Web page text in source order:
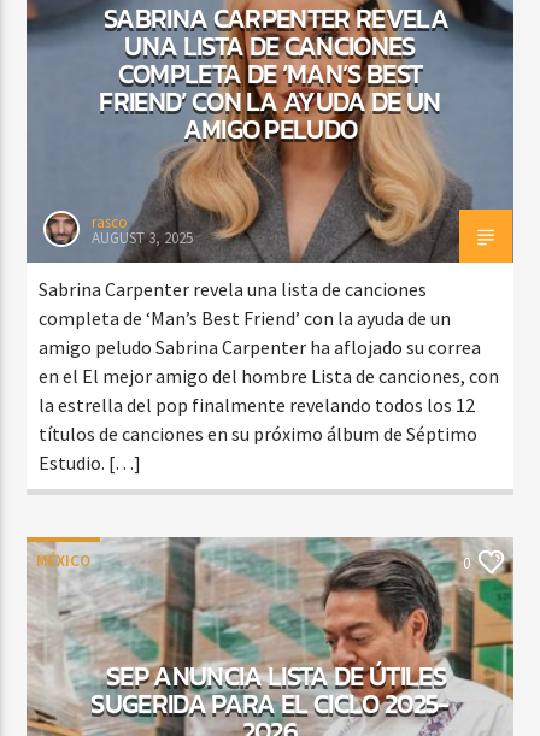
SABRINA CARPENTER REVELA
UNA LISTA DE CANCIONES
COMPLETA DE ‘MAN’S BEST
FRIEND’ CON LA AYUDA DE UN
AMIGO PELUDO
rasco
AUGUST 3, 2025
Sabrina Carpenter revela una lista de canciones
completa de ‘Man’s Best Friend’ con la ayuda de un
amigo peludo Sabrina Carpenter ha aflojado su correa
en el El mejor amigo del hombre Lista de canciones, con
la estrella del pop finalmente revelando todos los 12
títulos de canciones en su próximo álbum de Séptimo
Estudio. […]
MÉXICO 0
SEP ANUNCIA LISTA DE ÚTILES
SUGERIDA PARA EL CICLO 2025-